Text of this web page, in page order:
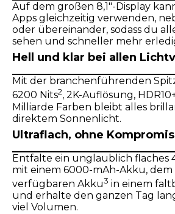
Auf dem großen 8,1"-Display
Apps gleichzeitig verwenden,
oder übereinander, sodass du
sehen und schneller mehr
Hell und klar bei allen
Mit der branchenführenden
6200 Nits2, 2K-Auflösung,
Milliarde Farben bleibt alles
direktem Sonnenlicht.
Ultraflach, ohne
Entfalte ein unglaublich flaches
mit einem 6000-mAh-Akku,
verfügbaren Akku3 in einem
und erhalte den ganzen Tag
viel Volumen.